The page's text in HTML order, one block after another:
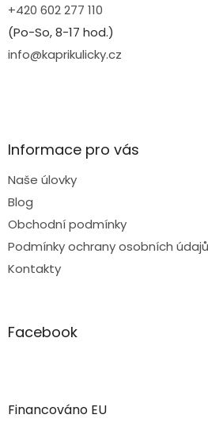
+420 602 277 110
(Po-So, 8-17 hod.)
info@kaprikulicky.cz
Informace pro vás
Naše úlovky
Blog
Obchodní podmínky
Podmínky ochrany osobních údajů
Kontakty
Facebook
Financováno EU